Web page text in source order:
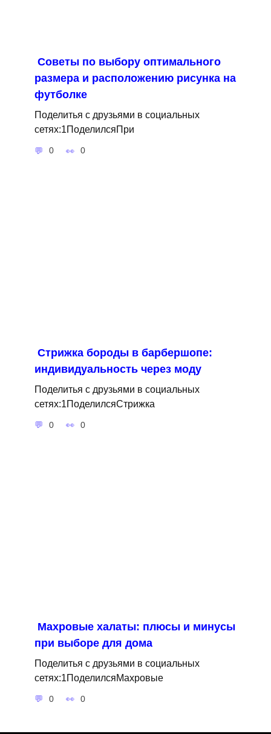
Советы по выбору оптимального
размера и расположению рисунка на
футболке
Поделитья с друзьями в социальных
сетях:1ПоделилсяПри
0 0
Стрижка бороды в барбершопе:
индивидуальность через моду
Поделитья с друзьями в социальных
сетях:1ПоделилсяСтрижка
0 0
Махровые халаты: плюсы и минусы
при выборе для дома
Поделитья с друзьями в социальных
сетях:1ПоделилсяМахровые
0 0